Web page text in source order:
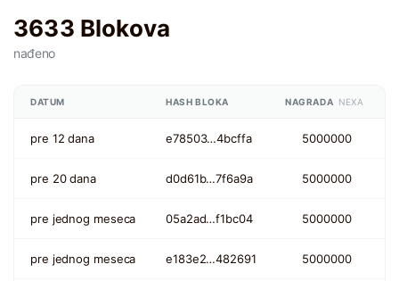
3633 Blokova
nađeno
DATUM HASH BLOKA NAGRADA NEXA
pre 12 dana e78503…4bcffa 5000000
pre 20 dana d0d61b…7f6a9a 5000000
pre jednog meseca 05a2ad…f1bc04 5000000
pre jednog meseca e183e2…482691 5000000